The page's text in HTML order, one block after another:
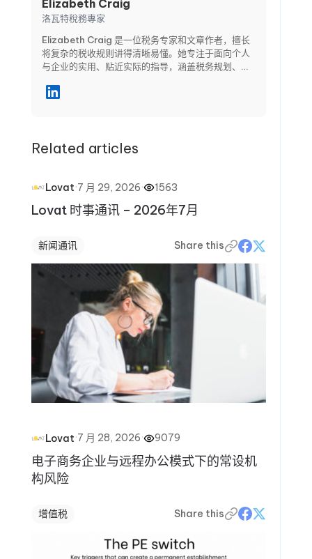
Elizabeth Craig
洛瓦特稅務專家
Elizabeth Craig 是一位税务专家和文章作者，擅长
将复杂的税收规则讲得清晰易懂。她专注于面向个人
与企业的实用、贴近实际的指导，涵盖税务规划、合
题。通过清晰的分步骤文章，Elizabeth 帮助读者避
Related articles
Lovat·7 月 29, 2026· 1563
Lovat 时事通讯 – 2026年7月
新闻通讯 Share this
Lovat·7 月 28, 2026· 9079
电子商务企业与远程办公模式下的常设机
构风险
增值税 Share this